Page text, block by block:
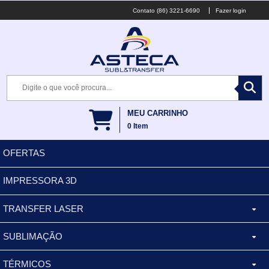
(86) 3221-6690 Fazer login
MEU CARRINHO
0 Item
OFERTAS
IMPRESSORA 3D
TRANSFER LASER
CANECA ALUMINIO
BALDES
SUBLIMAÇÃO
XÍCARA
TÉRMICOS